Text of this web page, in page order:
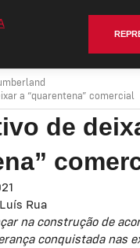
a “quarentena” comercial
de
Rua
na construção de
conquistada nas